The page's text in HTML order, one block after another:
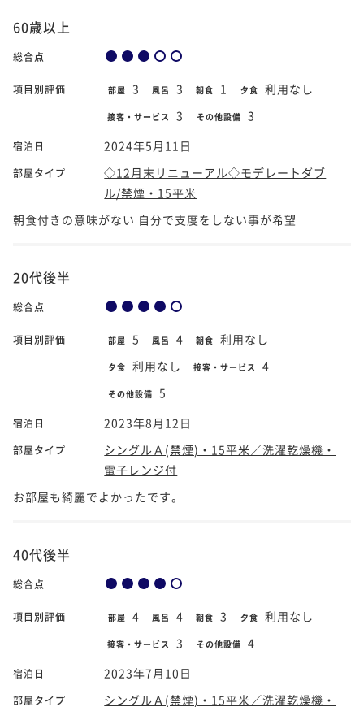
60歳以上
総合点
項目別評価 部屋 3 風呂 3 朝食 1 夕食 利用なし
接客・サービス 3 その他設備 3
宿泊日 2024年5月11日
部屋タイプ
◇12月末リニューアル◇モデレートダブ
ル/禁煙・15平米
朝食付きの意味がない 自分で支度をしない事が希望
20代後半
総合点
項目別評価 部屋 5 風呂 4 朝食 利用なし
夕食 利用なし 接客・サービス 4
その他設備 5
宿泊日 2023年8月12日
部屋タイプ
シングルＡ(禁煙)・15平米／洗濯乾燥機・
電子レンジ付
お部屋も綺麗でよかったです。
40代後半
総合点
項目別評価 部屋 4 風呂 4 朝食 3 夕食 利用なし
接客・サービス 3 その他設備 4
宿泊日 2023年7月10日
部屋タイプ シングルＡ(禁煙)・15平米／洗濯乾燥機・